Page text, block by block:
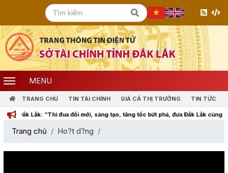
MENU
TRANG CHỦ TIN TÀI CHÍNH GIÁ CẢ THỊ TRƯỜNG TIN TỨC
Lắk: “Thi đua đổi mới, sáng tạo, tăng tốc bứt phá, đưa Đắk Lắk cùng cả
Trang chủ Ho?t d?ng